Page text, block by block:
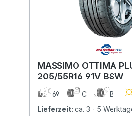
MASSIMO OTTIMA
205/55R16 91V BSW
69 C
B
Lieferzeit: ca. 3 - 5